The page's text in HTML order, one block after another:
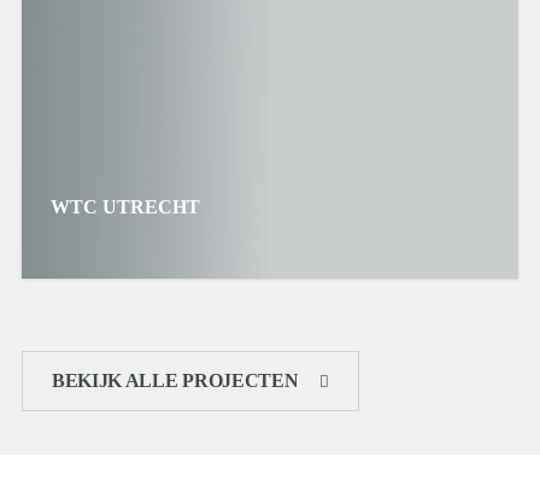
WTC UTRECHT
BEKIJK ALLE PROJECTEN